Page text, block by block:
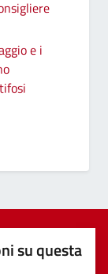
e i
su questa